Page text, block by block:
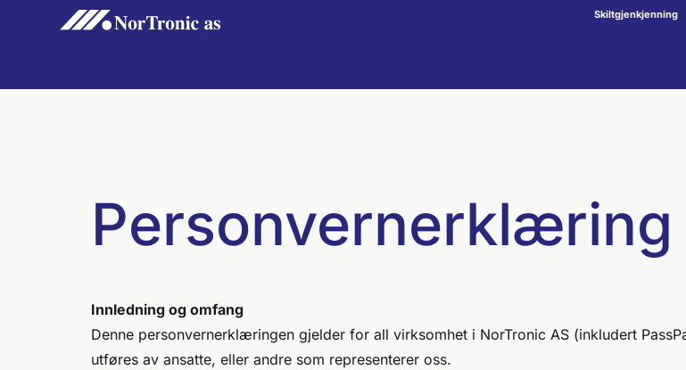
Skiltgjenkjenning
Personvernerklæring
Innledning og omfang
Denne personvernerklæringen gjelder for all virksomhet i NorTronic AS (inkludert
utføres av ansatte, eller andre som representerer oss.